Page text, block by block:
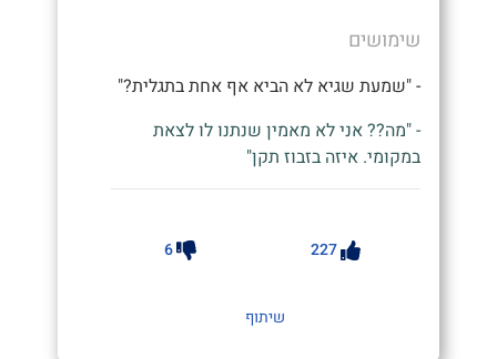
שימושים
- "שמעת שגיא לא הביא אף אחת בתגלית?"
- "מה?? אני לא מאמין שנתנו לו לצאת
במקומי. איזה בזבוז תקן"
227
6
שיתוף